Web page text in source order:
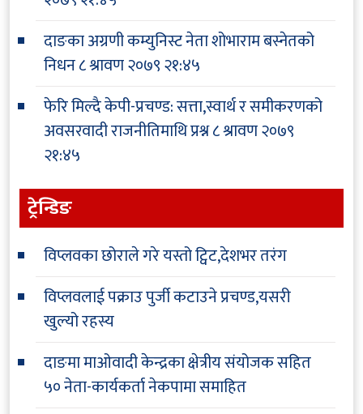
दाङका अग्रणी कम्युनिस्ट नेता शोभाराम बस्नेतको
निधन८ श्रावण २०७९ २१:४५
फेरि मिल्दै केपी-प्रचण्ड: सत्ता,स्वार्थ र समीकरणको
अवसरवादी राजनीतिमाथि प्रश्न८ श्रावण २०७९
२१:४५
ट्रेन्डिङ
विप्लवका छोराले गरे यस्तो ट्विट,देशभर तरंग
विप्लवलाई पक्राउ पुर्जी कटाउने प्रचण्ड,यसरी
खुल्यो रहस्य
दाङमा माओवादी केन्द्रका क्षेत्रीय संयोजक सहित
५० नेता-कार्यकर्ता नेकपामा समाहित